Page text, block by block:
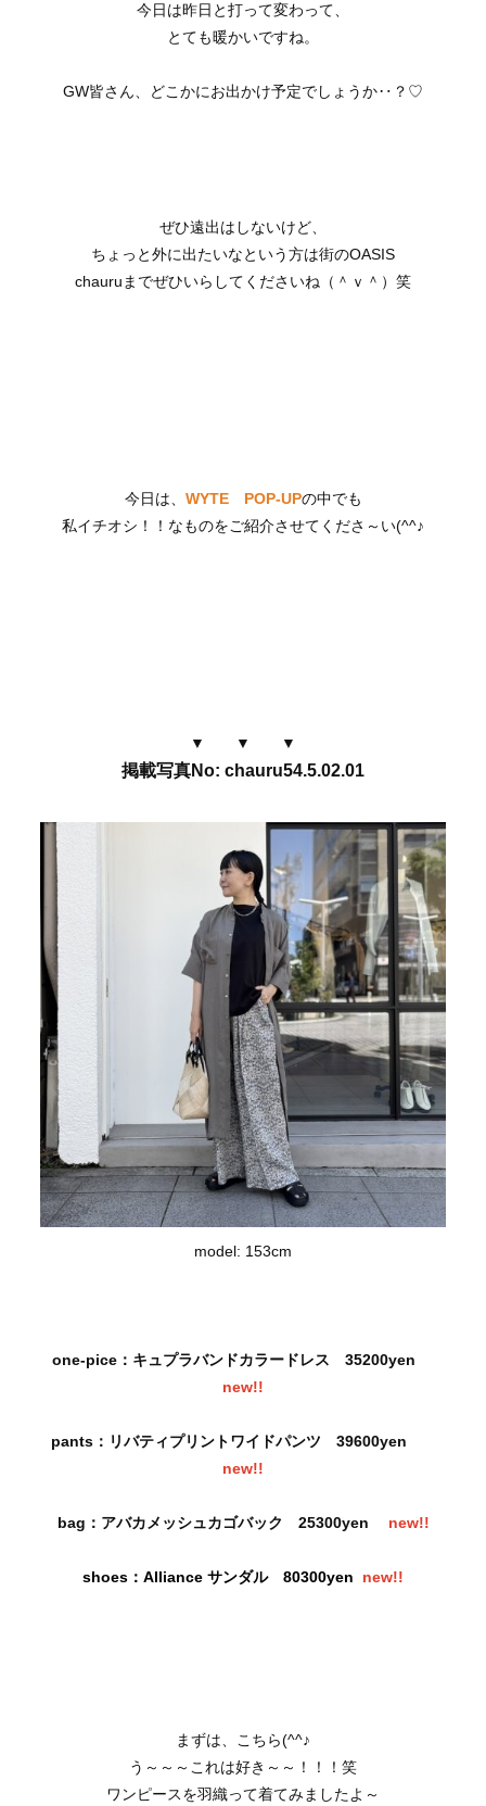
今日は昨日と打って変わって、
とても暖かいですね。
GW皆さん、どこかにお出かけ予定でしょうか‥？♡
ぜひ遠出はしないけど、
ちょっと外に出たいなという方は街のOASIS
chauruまでぜひいらしてくださいね（＾ｖ＾）笑
今日は、 WYTE POP-UPの中でも
私イチオシ！！なものをご紹介させてくださ～い(^^♪
▼ ▼ ▼
掲載写真No: chauru54.5.02.01
model: 153cm
one-pice：キュプラバンドカラードレス 35200yen
new!!
pants：リバティプリントワイドパンツ 39600yen
new!!
bag：アバカメッシュカゴバック 25300yen new!!
shoes：Alliance サンダル 80300yen new!!
まずは、こちら(^^♪
う～～～これは好き～～！！！笑
ワンピースを羽織って着てみましたよ～